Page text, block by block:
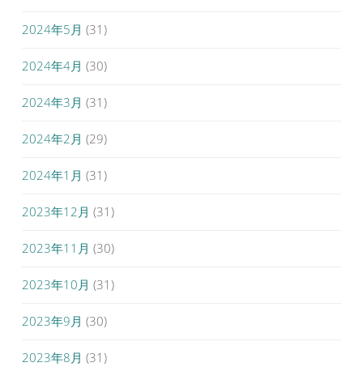
2024年5月 (31)
2024年4月 (30)
2024年3月 (31)
2024年2月 (29)
2024年1月 (31)
2023年12月 (31)
2023年11月 (30)
2023年10月 (31)
2023年9月 (30)
2023年8月 (31)